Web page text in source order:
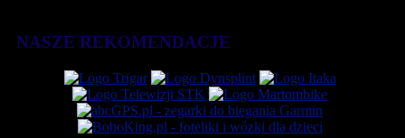
NASZE REKOMENDACJE